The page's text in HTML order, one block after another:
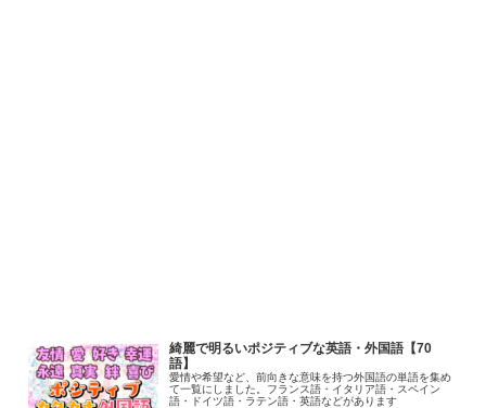
綺麗で明るいポジティブな英語・外国語【70
語】
愛情や希望など、前向きな意味を持つ外国語の単語を集め
て一覧にしました。フランス語・イタリア語・スペイン
語・ドイツ語・ラテン語・英語などがあります